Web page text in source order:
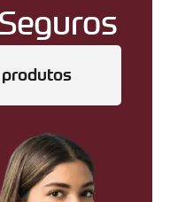
produtos